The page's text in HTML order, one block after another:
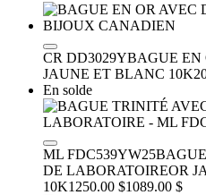
CR DD3029YBAGUE EN
JAUNE ET BLANC 10K
En solde
ML FDC539YW25
DE LABORATOIREOR
10K1250.00 $1089.00 $